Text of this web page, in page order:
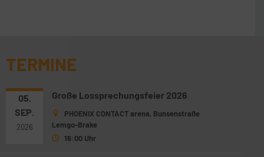
TERMINE
05.
SEP.
2026
Große Lossprechungsfeier 2026
PHOENIX CONTACT arena, Bunsenstraße
Lemgo-Brake
16:00 Uhr